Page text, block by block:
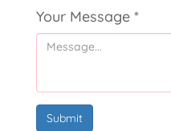
Your Message *
Submit